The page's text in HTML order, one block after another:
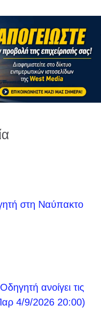
στη Ναύπακτο
ανοίγει τις
4/9/2026 20:00)